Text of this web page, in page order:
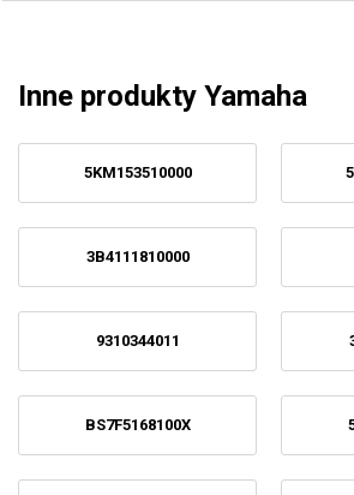
Inne produkty Yamaha
5KM153510000
3B4111810000
9310344011
BS7F5168100X